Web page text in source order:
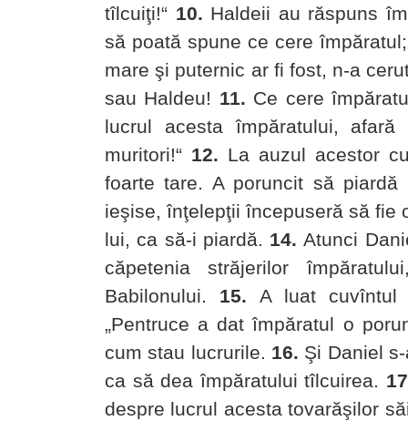
tîlcuiţi!“ 10. Haldeii au răspuns
să poată spune ce cere
mare şi puternic ar fi fost, n-a
sau Haldeu! 11. Ce cere
lucrul acesta împăratului,
muritori!“ 12. La auzul acestor
foarte tare. A poruncit să
ieşise, înţelepţii începuseră să fie
lui, ca să-i piardă. 14. Atunci
căpetenia străjerilor
Babilonului.
15. A luat cuvîntul
„Pentruce a dat împăratul o
cum stau lucrurile. 16. Şi Daniel
ca să dea împăratului tîlcuirea.
despre lucrul acesta tovarăşilor